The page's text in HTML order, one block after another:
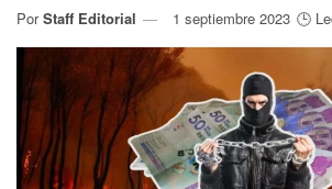
Por Staff Editorial 1 septiembre 2023 🕒